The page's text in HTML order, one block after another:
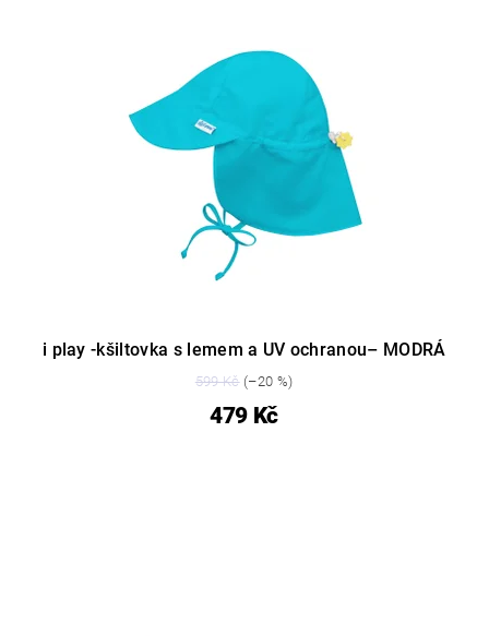
i play -kšiltovka s lemem a UV ochranou– MODRÁ
599 Kč(–20 %)
479 Kč